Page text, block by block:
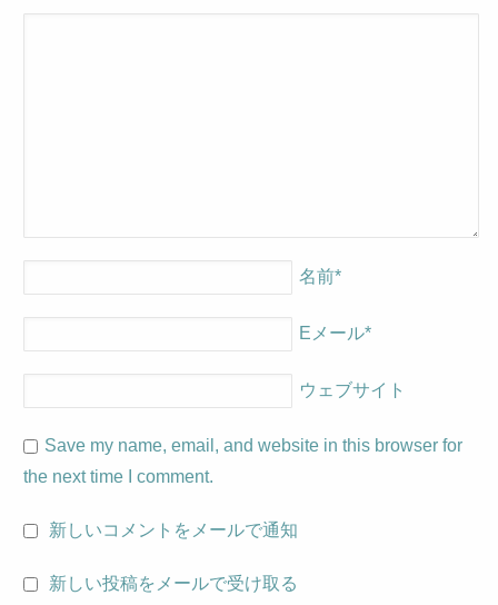
名前*
Eメール*
ウェブサイト
Save my name, email, and website in this browser for
the next time I comment.
新しいコメントをメールで通知
新しい投稿をメールで受け取る